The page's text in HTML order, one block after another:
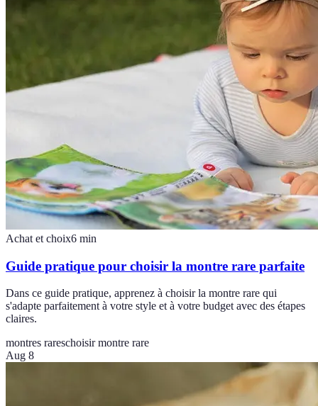
Achat et choix6 min
Guide pratique pour choisir la montre rare parfaite
Dans ce guide pratique, apprenez à choisir la montre rare qui
s'adapte parfaitement à votre style et à votre budget avec des étapes
claires.
montres rareschoisir montre rare
Aug 8